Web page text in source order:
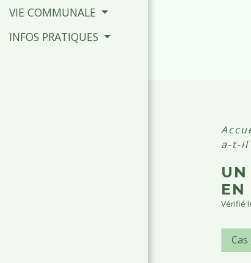
VIE COMMUNALE
INFOS PRATIQUES
a-t-il
EN
Vérifié